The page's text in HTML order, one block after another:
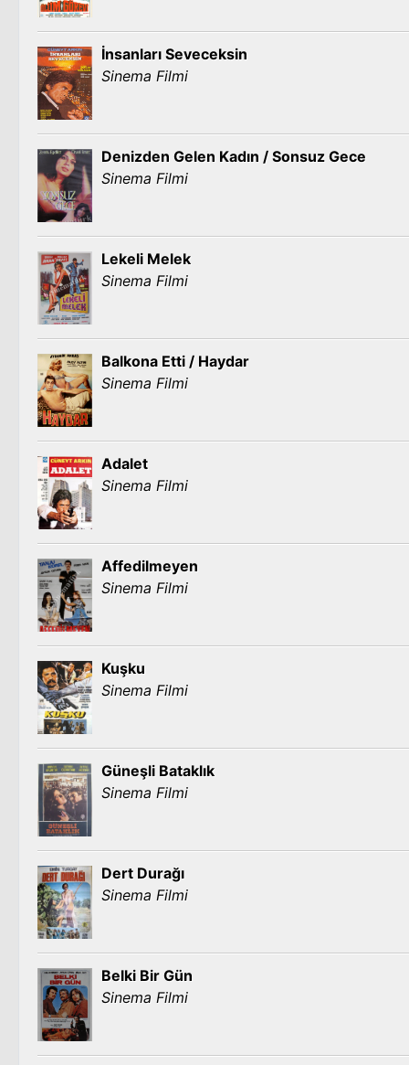
İnsanları Seveceksin
Sinema Filmi
Denizden Gelen Kadın / Sonsuz Gece
Sinema Filmi
Lekeli Melek
Sinema Filmi
Balkona Etti / Haydar
Sinema Filmi
Adalet
Sinema Filmi
Affedilmeyen
Sinema Filmi
Kuşku
Sinema Filmi
Güneşli Bataklık
Sinema Filmi
Dert Durağı
Sinema Filmi
Belki Bir Gün
Sinema Filmi